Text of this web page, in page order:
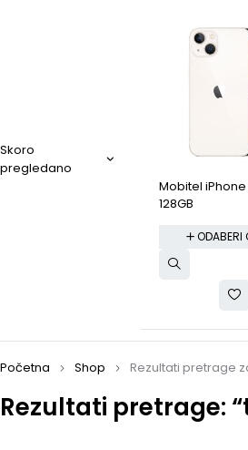
Skoro
pregledano
Mobitel iPhone
128GB
ODABERI
Rezultati pretrage:
Početna Shop Rezultati pretrage